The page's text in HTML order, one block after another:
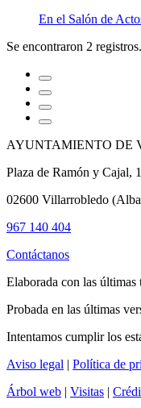
En el Salón de
Se encontraron 2 registros.
AYUNTAMIENTO DE
Plaza de Ramón y Cajal, 1
02600 Villarrobledo
967 140 404
Contáctanos
Elaborada con las últimas
Probada en las últimas
Intentamos cumplir los
Aviso legal | Política de
Árbol web | Visitas |